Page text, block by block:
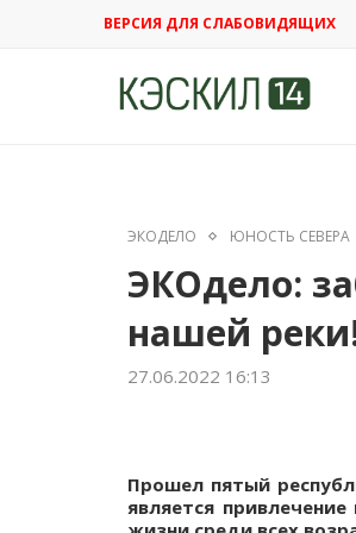
ВЕРСИЯ ДЛЯ СЛАБОВИДЯЩИХ
ЭКОДЕЛО ЮНОСТЬ СЕВЕРА
ЭКОдело:
нашей
27.06.2022 16:13
Прошел пятый
является